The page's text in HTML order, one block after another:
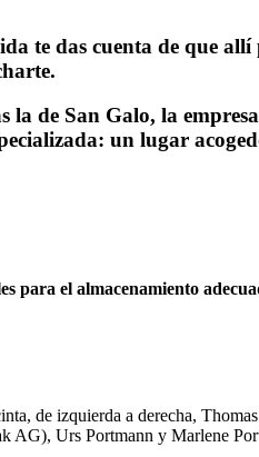
te das cuenta de que
la de San Galo, la
un lugar
para el almacenamiento